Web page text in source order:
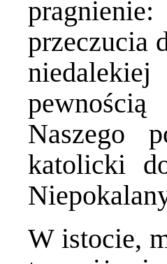
przeczucia
pewnością
Naszego
katolicki
W istocie,